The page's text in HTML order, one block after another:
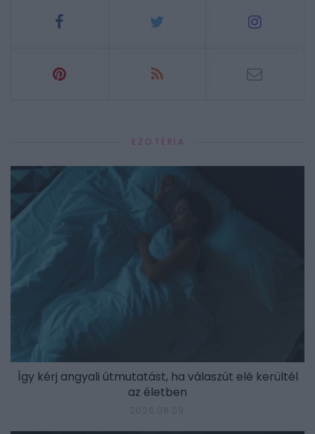
EZOTÉRIA
Így kérj angyali útmutatást, ha válaszút elé kerültél
az életben